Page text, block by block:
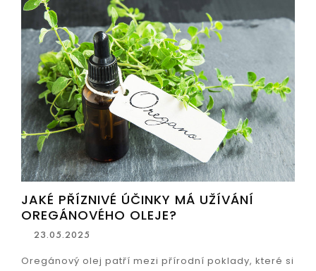
JAKÉ PŘÍZNIVÉ ÚČINKY MÁ UŽÍVÁNÍ
OREGÁNOVÉHO OLEJE?
23.05.2025
Oregánový olej patří mezi přírodní poklady, které si